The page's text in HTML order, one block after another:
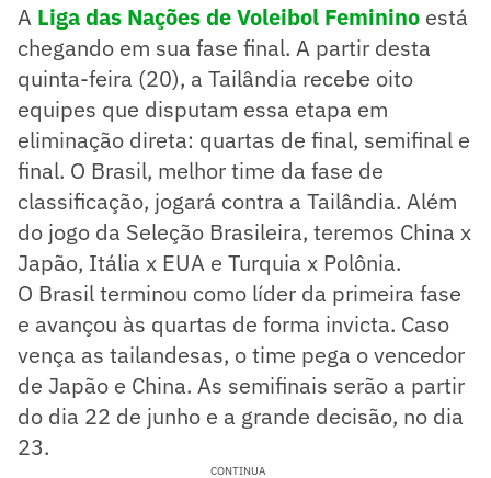
A Liga das Nações de Voleibol Feminino está
chegando em sua fase final. A partir desta
quinta-feira (20), a Tailândia recebe oito
equipes que disputam essa etapa em
eliminação direta: quartas de final, semifinal e
final. O Brasil, melhor time da fase de
classificação, jogará contra a Tailândia. Além
do jogo da Seleção Brasileira, teremos China x
Japão, Itália x EUA e Turquia x Polônia.
O Brasil terminou como líder da primeira fase
e avançou às quartas de forma invicta. Caso
vença as tailandesas, o time pega o vencedor
de Japão e China. As semifinais serão a partir
do dia 22 de junho e a grande decisão, no dia
23.
CONTINUA